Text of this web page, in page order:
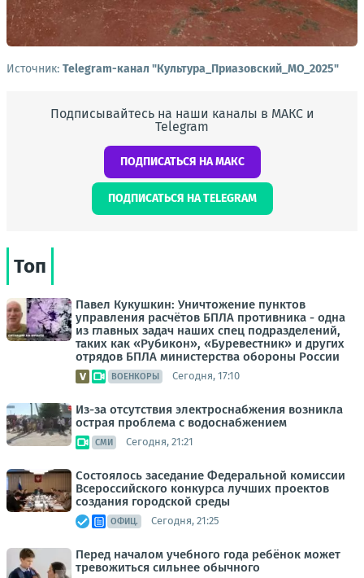
Источник: Telegram-канал "Культура_Приазовский_МО_2025"
Подписывайтесь на наши каналы в МАКС и
Telegram
ПОДПИСАТЬСЯ НА МАКС
ПОДПИСАТЬСЯ НА TELEGRAM
Топ
Павел Кукушкин: Уничтожение пунктов
управления расчётов БПЛА противника - одна
из главных задач наших спец подразделений,
таких как «Рубикон», «Буревестник» и других
отрядов БПЛА министерства обороны России
ВОЕНКОРЫ Сегодня, 17:10
Из-за отсутствия электроснабжения возникла
острая проблема с водоснабжением
СМИ Сегодня, 21:21
Состоялось заседание Федеральной комиссии
Всероссийского конкурса лучших проектов
создания городской среды
ОФИЦ. Сегодня, 21:25
Перед началом учебного года ребёнок может
тревожиться сильнее обычного